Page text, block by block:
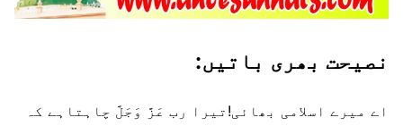
نصیحت بھری باتیں:
اے میرے اسلامی بھائی!تیرا رب عَزَّ وَجَلَّ چاہتاہے کہ